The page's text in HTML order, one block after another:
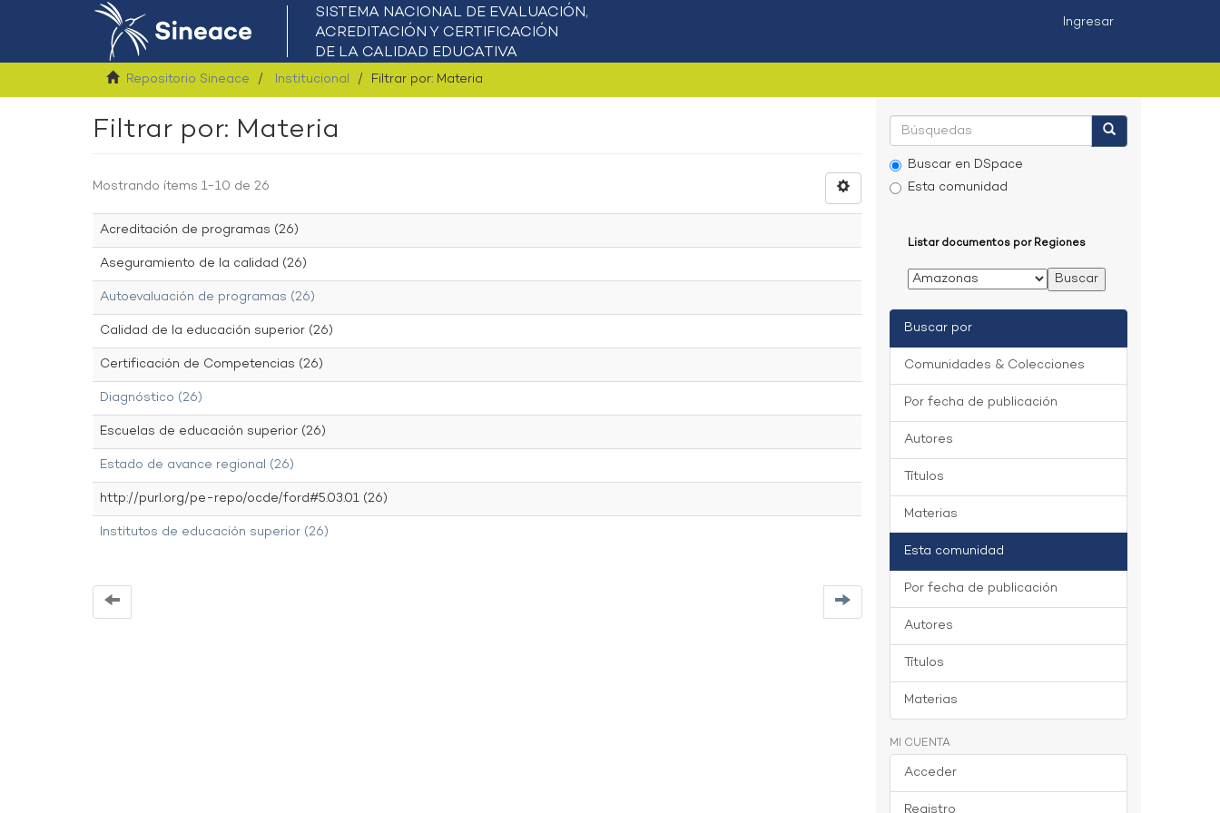
Ingresar
Repositorio Sineace Institucional Filtrar por: Materia
Filtrar por: Materia
Mostrando ítems 1-10 de 26
Acreditación de programas (26)
Aseguramiento de la calidad (26)
Autoevaluación de programas (26)
Calidad de la educación superior (26)
Certificación de Competencias (26)
Diagnóstico (26)
Escuelas de educación superior (26)
Estado de avance regional (26)
http://purl.org/pe-repo/ocde/ford#5.03.01 (26)
Institutos de educación superior (26)
Buscar en DSpace
Esta comunidad
Listar documentos por Regiones
Buscar por
Comunidades & Colecciones
Por fecha de publicación
Autores
Títulos
Materias
Esta comunidad
Por fecha de publicación
Autores
Títulos
Materias
MI CUENTA
Acceder